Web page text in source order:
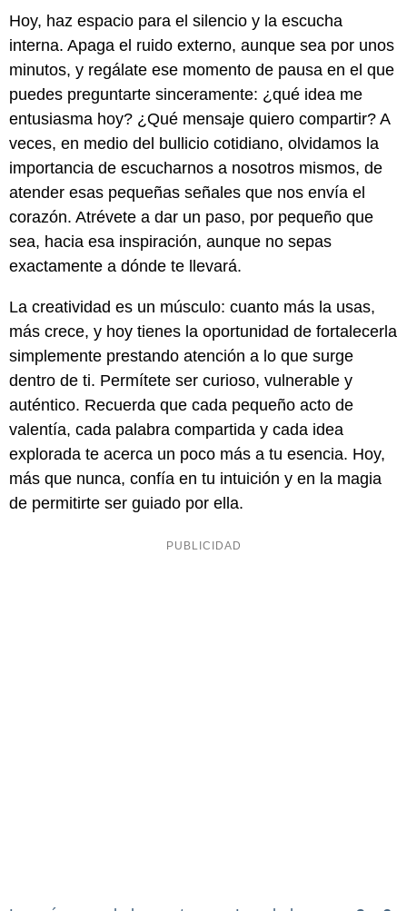
Hoy, haz espacio para el silencio y la escucha
interna. Apaga el ruido externo, aunque sea por unos
minutos, y regálate ese momento de pausa en el que
puedes preguntarte sinceramente: ¿qué idea me
entusiasma hoy? ¿Qué mensaje quiero compartir? A
veces, en medio del bullicio cotidiano, olvidamos la
importancia de escucharnos a nosotros mismos, de
atender esas pequeñas señales que nos envía el
corazón. Atrévete a dar un paso, por pequeño que
sea, hacia esa inspiración, aunque no sepas
exactamente a dónde te llevará.
La creatividad es un músculo: cuanto más la usas,
más crece, y hoy tienes la oportunidad de fortalecerla
simplemente prestando atención a lo que surge
dentro de ti. Permítete ser curioso, vulnerable y
auténtico. Recuerda que cada pequeño acto de
valentía, cada palabra compartida y cada idea
explorada te acerca un poco más a tu esencia. Hoy,
más que nunca, confía en tu intuición y en la magia
de permitirte ser guiado por ella.